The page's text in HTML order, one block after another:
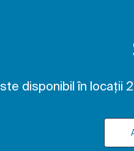
disponibil în locații 2